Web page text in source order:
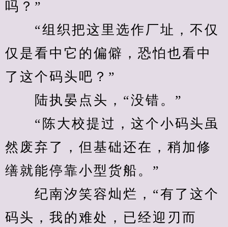
吗？”
“组织把这里选作厂址，不仅
仅是看中它的偏僻，恐怕也看中
了这个码头吧？”
陆执晏点头，“没错。”
“陈大校提过，这个小码头虽
然废弃了，但基础还在，稍加修
缮就能停靠小型货船。”
纪南汐笑容灿烂，“有了这个
码头，我的难处，已经迎刃而